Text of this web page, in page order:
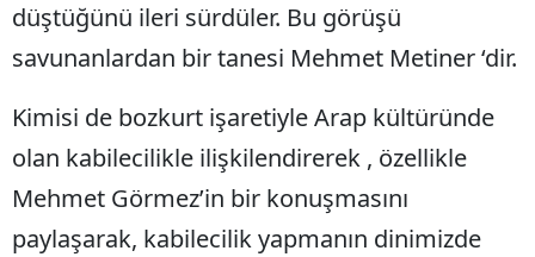
Kahramanmaraş
Mardin
Muğla
Muş
Nevşehir
düştüğünü ileri sürdüler. Bu görüşü
savunanlardan bir tanesi Mehmet Metiner ‘dir.
Kimisi de bozkurt işaretiyle Arap kültüründe
olan kabilecilikle ilişkilendirerek , özellikle
Mehmet Görmez’in bir konuşmasını
paylaşarak, kabilecilik yapmanın dinimizde